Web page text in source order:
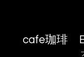
cafe珈琲